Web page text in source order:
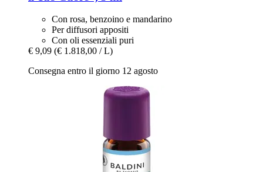
Con rosa, benzoino e mandarino
Per diffusori appositi
Con oli essenziali puri
€ 9,09 (€ 1.818,00 / L)
Consegna entro il giorno 12 agosto